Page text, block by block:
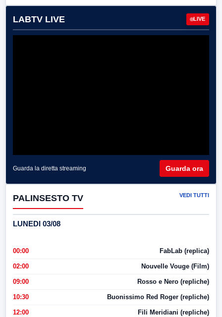
LABTV LIVE LIVE
Guarda la diretta streaming Guarda ora
PALINSESTO TV VEDI TUTTI
LUNEDI 03/08
00:00 FabLab (replica)
02:00 Nouvelle Vouge (Film)
09:00 Rosso e Nero (repliche)
10:30 Buonissimo Red Roger (repliche)
12:00 Fili Meridiani (repliche)